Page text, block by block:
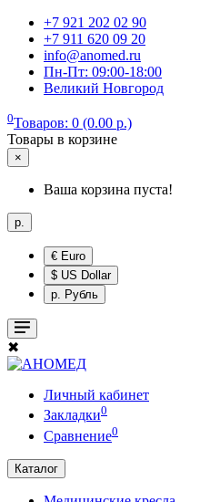
+7 921 202 02 90
+7 911 620 09 20
info@anomed.ru
Пн-Пт: 09:00-18:00
Великий Новгород
0Товаров: 0 (0.00 р.)
Товары в корзине
×
Ваша корзина пуста!
р.
€ Euro
$ US Dollar
р. Рубль
✖
Личный кабинет
Закладки0
Сравнение0
Каталог